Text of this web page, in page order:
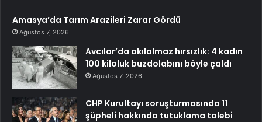
Amasya’da Tarım Arazileri Zarar Gördü
Ağustos 7, 2026
Avcılar’da akılalmaz hırsızlık: 4 kadın
100 kiloluk buzdolabını böyle çaldı
Ağustos 7, 2026
CHP Kurultayı soruşturmasında 11
şüpheli hakkında tutuklama talebi